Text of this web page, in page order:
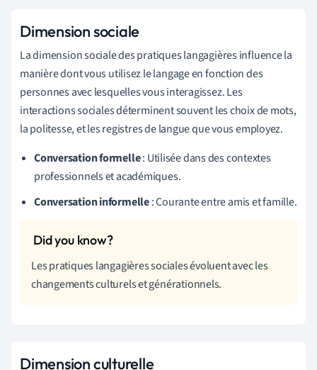
Dimension sociale
La dimension sociale des pratiques langagières influence la
manière dont vous utilisez le langage en fonction des
personnes avec lesquelles vous interagissez. Les
interactions sociales déterminent souvent les choix de mots,
la politesse, et les registres de langue que vous employez.
Conversation formelle: Utilisée dans des contextes
professionnels et académiques.
Conversation informelle: Courante entre amis et famille.
Les pratiques langagières sociales évoluent avec les
changements culturels et générationnels.
Dimension culturelle